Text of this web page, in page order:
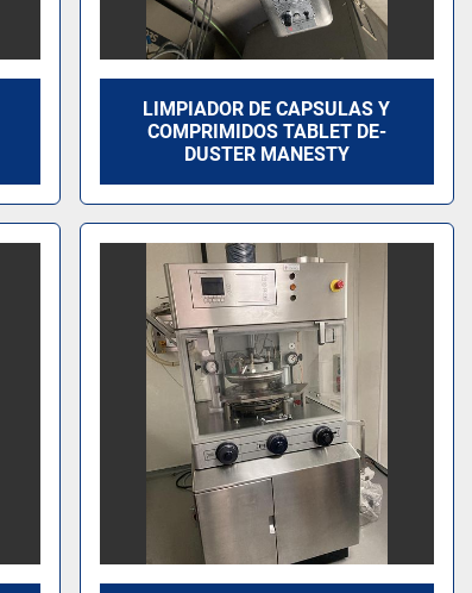
LIMPIADOR DE CAPSULAS Y
COMPRIMIDOS TABLET DE-
DUSTER MANESTY